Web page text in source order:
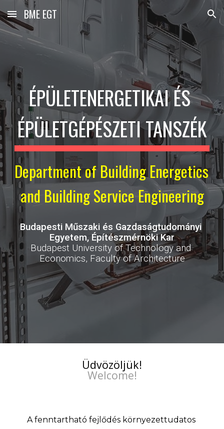
Skip to main content Skip to navigation
BME EGT
ÉPÜLETENERGETIKAI ÉS
ÉPÜLETGÉPÉSZETI TANSZÉK
Department of Building Energetics
and Building Service Engineering
Budapesti Műszaki és Gazdaságtudományi
Egyetem, Építészmérnöki Kar
Budapest University of Technology and
Economics, Faculty of Architecture
Üdvözöljük!
Welcome!
A fenntartható fejlődés környezettudatos